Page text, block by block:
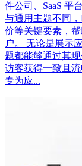
件公司、SaaS 平
与通用主题不同
价等关键要素，
户。 无论是展示
题都能够通过其
访客获得一致且
专为应...